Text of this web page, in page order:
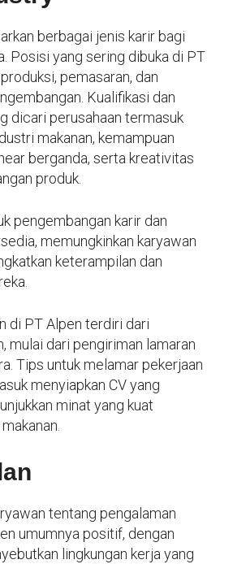
berbagai jenis karir bagi
Posisi yang sering dibuka di PT
pemasaran, dan
Kualifikasi dan
dicari perusahaan termasuk
makanan, kemampuan
berganda, serta kreativitas
produk.
pengembangan karir dan
memungkinkan karyawan
keterampilan dan
di PT Alpen terdiri dari
mulai dari pengiriman lamaran
Tips untuk melamar pekerjaan
menyiapkan CV yang
minat yang kuat
tentang pengalaman
umumnya positif, dengan
lingkungan kerja yang